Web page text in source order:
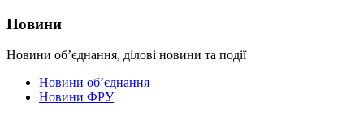
Новини
Новини об’єднання, ділові новини та події
Новини об’єднання
Новини ФРУ